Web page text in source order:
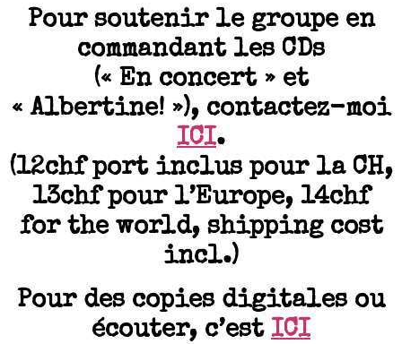
Pour soutenir le groupe en
commandant les CDs
(« En concert » et
« Albertine! »), contactez-moi
ICI.
(12chf port inclus pour la CH,
13chf pour l’Europe, 14chf
for the world, shipping cost
incl.)
Pour des copies digitales ou
écouter, c’est ICI